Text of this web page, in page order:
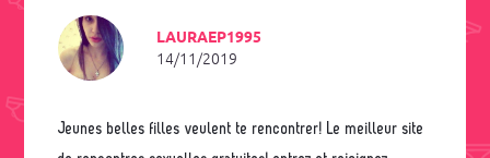
LAURAEP1995
14/11/2019
Jeunes belles filles veulent te rencontrer! Le meilleur site